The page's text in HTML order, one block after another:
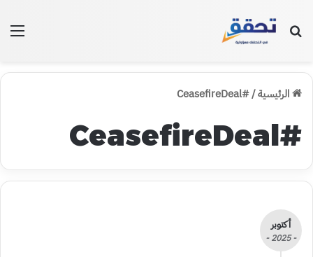
بحث عن
الرئيسية/
#CeasefireDeal
#CeasefireDeal
أكتوبر
- 2025 -